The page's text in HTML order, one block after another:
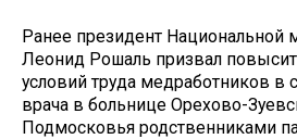
Ранее президент Национальной
Леонид Рошаль призвал
условий труда медработников в
врача в больнице Орехово-
Подмосковья родственниками